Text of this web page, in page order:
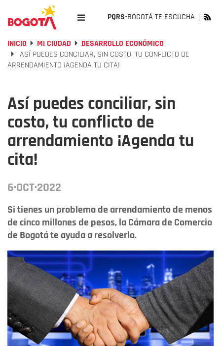
PQRS-BOGOTÁ TE ESCUCHA
INICIO MI CIUDAD
DESARROLLO ECONÓMICO
ASÍ PUEDES CONCILIAR, SIN COSTO, TU CONFLICTO DE
ARRENDAMIENTO ¡AGENDA TU CITA!
Así puedes conciliar, sin
costo, tu conflicto de
arrendamiento ¡Agenda tu
cita!
6·OCT·2022
Si tienes un problema de arrendamiento de menos
de cinco millones de pesos, la Cámara de Comercio
de Bogotá te ayuda a resolverlo.